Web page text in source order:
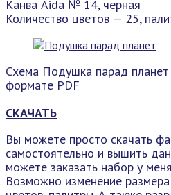
Канва Aida № 14, черная
Количество цветов — 25,
Схема Подушка парад планет
формате PDF
СКАЧАТЬ
Вы можете просто скачать
самостоятельно и вышить
можете заказать набор у
Возможно изменение